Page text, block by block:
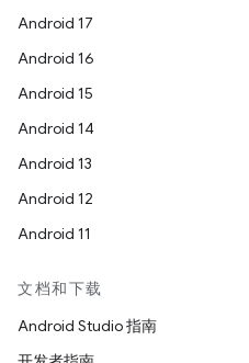
Android 17
Android 16
Android 15
Android 14
Android 13
Android 12
Android 11
文档和下载
Android Studio 指南